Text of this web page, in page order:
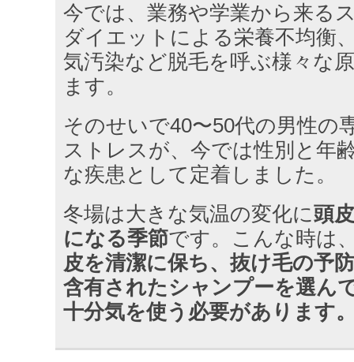
今では、業務や学業から来る
ダイエットによる栄養不均衡
気汚染など脱毛を呼ぶ様々な
ます。
そのせいで40〜50代の男性の
ストレスが、今では性別と年
な疾患として定着しました。
冬場は大きな気温の変化に頭
になる季節です。こんな時は
皮を清潔に保ち、抜け毛の予
含有されたシャンプーを選ん
十分気を使う必要があります